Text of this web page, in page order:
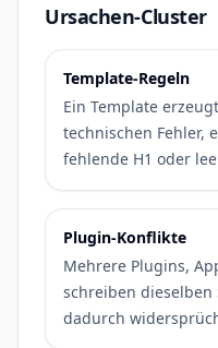
Ursachen-Cluster
Template-Regeln
Ein Template
technischen Fehler,
fehlende H1 oder
Plugin-Konflikte
Mehrere Plugins,
schreiben dieselben
dadurch